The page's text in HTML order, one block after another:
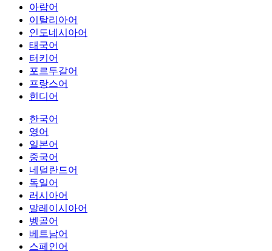
아랍어
이탈리아어
인도네시아어
태국어
터키어
포르투갈어
프랑스어
힌디어
한국어
영어
일본어
중국어
네덜란드어
독일어
러시아어
말레이시아어
벵골어
베트남어
스페인어